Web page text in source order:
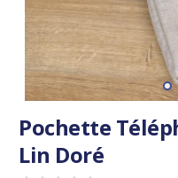
Pochette
Lin Doré